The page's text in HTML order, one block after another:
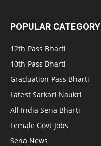
POPULAR CATEGORY
12th Pass Bharti
10th Pass Bharti
Graduation Pass Bharti
Latest Sarkari Naukri
All India Sena Bharti
Female Govt Jobs
Sena News